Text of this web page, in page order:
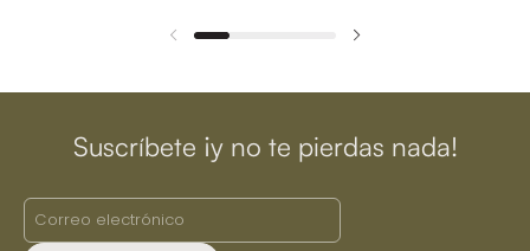
Suscríbete ¡y no te pierdas nada!